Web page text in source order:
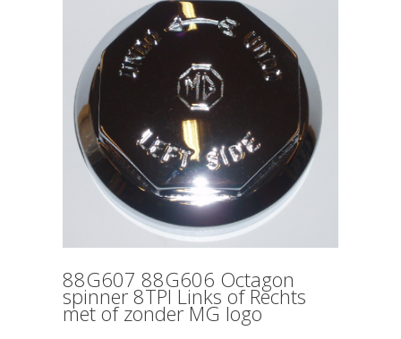
88G607 88G606 Octagon
spinner 8TPI Links of Rechts
met of zonder MG logo